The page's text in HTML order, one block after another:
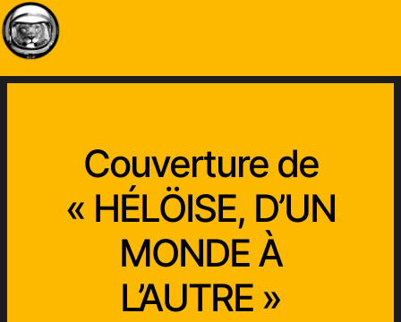
Couverture de
« HÉLÖISE, D’UN
MONDE À
L’AUTRE »